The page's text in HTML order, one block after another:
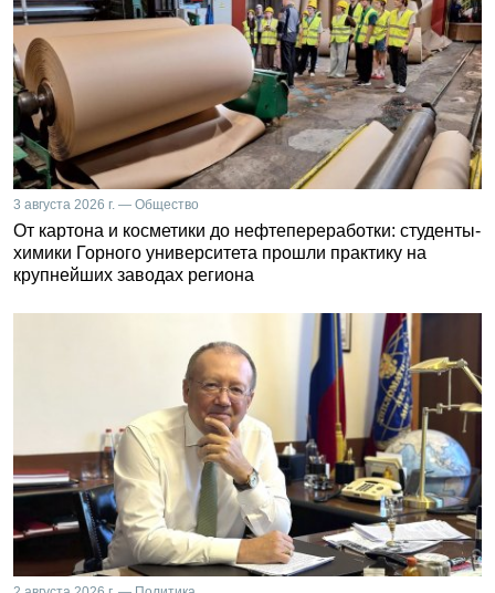
3 августа 2026 г. — Общество
От картона и косметики до нефтепереработки: студенты-
химики Горного университета прошли практику на
крупнейших заводах региона